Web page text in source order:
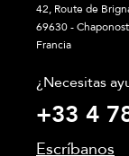
42, Route de
69630 -
Francia
¿Necesitas
+33 4
Escríbanos